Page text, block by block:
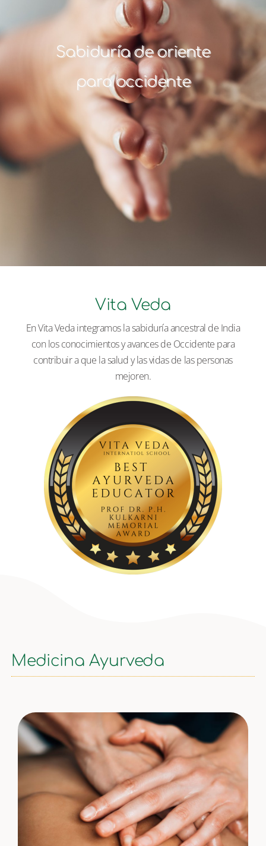
Sabiduría de oriente
para occidente
Vita Veda
En Vita Veda integramos la sabiduría ancestral de India
con los conocimientos y avances de Occidente para
contribuir a que la salud y las vidas de las personas
mejoren.
Medicina Ayurveda